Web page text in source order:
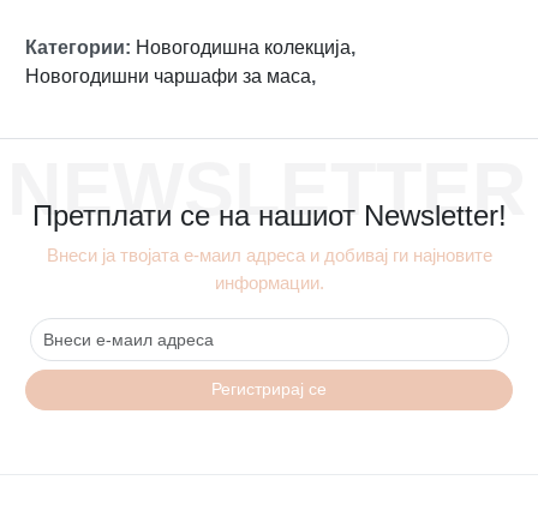
Категории: Новогодишна колекција,
Новогодишни чаршафи за маса,
NEWSLETTER
Претплати се на нашиот Newsletter!
Внеси ја твојата е-маил адреса и добивај ги најновите
информации.
Регистрирај се